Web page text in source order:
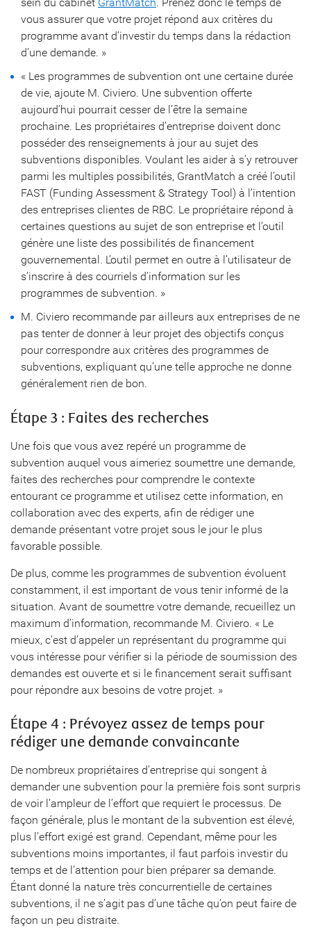
vous assurer que votre projet répond aux critères du
programme avant d’investir du temps dans la rédaction
d’une demande. »
« Les programmes de subvention ont une certaine durée
de vie, ajoute M. Civiero. Une subvention offerte
aujourd’hui pourrait cesser de l’être la semaine
prochaine. Les propriétaires d’entreprise doivent donc
posséder des renseignements à jour au sujet des
subventions disponibles. Voulant les aider à s’y retrouver
parmi les multiples possibilités, GrantMatch a créé l’outil
FAST (Funding Assessment & Strategy Tool) à l’intention
des entreprises clientes de RBC. Le propriétaire répond à
certaines questions au sujet de son entreprise et l’outil
génère une liste des possibilités de financement
gouvernemental. L’outil permet en outre à l’utilisateur de
s’inscrire à des courriels d’information sur les
programmes de subvention. »
M. Civiero recommande par ailleurs aux entreprises de ne
pas tenter de donner à leur projet des objectifs conçus
pour correspondre aux critères des programmes de
subventions, expliquant qu’une telle approche ne donne
généralement rien de bon.
Étape 3 : Faites des recherches
Une fois que vous avez repéré un programme de
subvention auquel vous aimeriez soumettre une demande,
faites des recherches pour comprendre le contexte
entourant ce programme et utilisez cette information, en
collaboration avec des experts, afin de rédiger une
demande présentant votre projet sous le jour le plus
favorable possible.
De plus, comme les programmes de subvention évoluent
constamment, il est important de vous tenir informé de la
situation. Avant de soumettre votre demande, recueillez un
maximum d’information, recommande M. Civiero. « Le
mieux, c’est d’appeler un représentant du programme qui
vous intéresse pour vérifier si la période de soumission des
demandes est ouverte et si le financement serait suffisant
pour répondre aux besoins de votre projet. »
Étape 4 : Prévoyez assez de temps pour
rédiger une demande convaincante
De nombreux propriétaires d’entreprise qui songent à
demander une subvention pour la première fois sont surpris
de voir l’ampleur de l’effort que requiert le processus. De
façon générale, plus le montant de la subvention est élevé,
plus l’effort exigé est grand. Cependant, même pour les
subventions moins importantes, il faut parfois investir du
temps et de l’attention pour bien préparer sa demande.
Étant donné la nature très concurrentielle de certaines
subventions, il ne s’agit pas d’une tâche qu’on peut faire de
façon un peu distraite.